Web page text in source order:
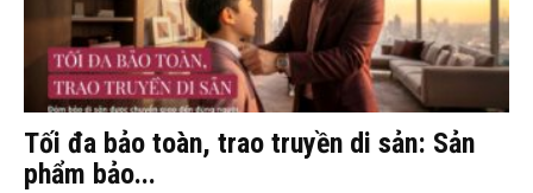
Tối đa bảo toàn, trao truyền di sản: Sản
phẩm bảo...